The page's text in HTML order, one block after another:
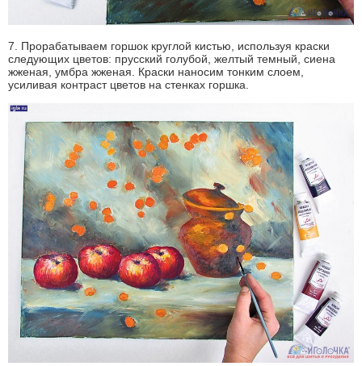
7. Прорабатываем горшок круглой кистью, используя краски
следующих цветов: прусский голубой, желтый темный, сиена
жженая, умбра жженая. Краски наносим тонким слоем,
усиливая контраст цветов на стенках горшка.